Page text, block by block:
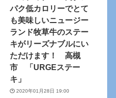
パク低カロリーでとて
も美味しいニュージー
ランド牧草牛のステー
キがリーズナブルにい
ただけます！ 高槻
市 「URGEステー
キ」
2020年01月28日 19:00